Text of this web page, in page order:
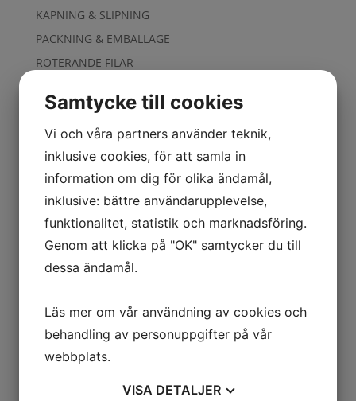
KAPNING & SLIPNING
PACKNING & EMBALLAGE
ROTERANDE FILAR
Smörjning & Rostlösning
SVETS
SLANGPAKET
GASKÄRROR & VAGNAR
GASUTRUSTNING
PLASMAUTRUSTNING
LÖDNING
LÖDKOLV
KEMI
SVETSMASKINER
Truck & Fordon
Samtycke till cookies
Vi och våra partners använder teknik,
inklusive cookies, för att samla in
information om dig för olika ändamål,
inklusive: bättre användarupplevelse,
funktionalitet, statistik och marknadsföring.
Genom att klicka på "OK" samtycker du till
dessa ändamål.
Läs mer om vår användning av cookies och
behandling av personuppgifter på vår
webbplats.
VISA DETALJER